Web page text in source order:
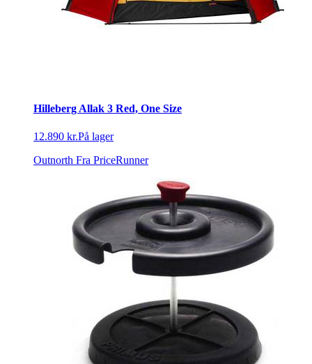
Hilleberg Allak 3 Red, One Size
12.890 kr.På lager
Outnorth Fra PriceRunner